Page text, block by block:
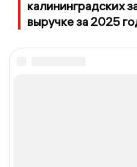
калининградских
выручке за 2025